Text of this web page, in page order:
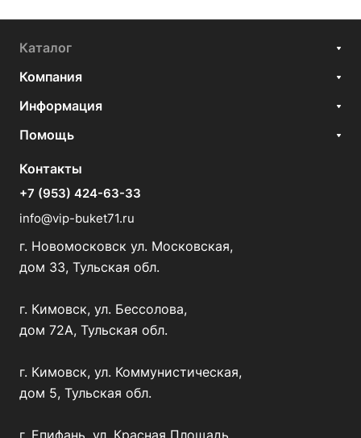
Каталог
Компания
Информация
Помощь
Контакты
+7 (953) 424-63-33
info@vip-buket71.ru
г. Новомосковск ул. Московская,
дом 33, Тульская обл.
г. Кимовск, ул. Бессолова,
дом 72А, Тульская обл.
г. Кимовск, ул. Коммунистическая,
дом 5, Тульская обл.